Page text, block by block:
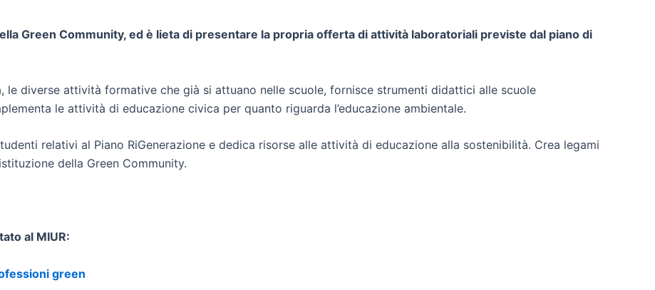
Green Community, ed è lieta di presentare la propria offerta di attività laboratoriali previste dal piano di
le diverse attività formative che già si attuano nelle scuole, fornisce strumenti didattici alle scuole
le attività di educazione civica per quanto riguarda l’educazione ambientale.
relativi al Piano RiGenerazione e dedica risorse alle attività di educazione alla sostenibilità. Crea legami
della Green Community.
al MIUR:
green